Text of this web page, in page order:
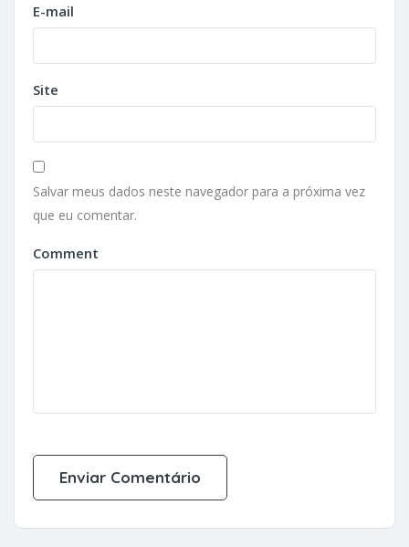
E-mail
Site
Salvar meus dados neste navegador para a próxima vez
que eu comentar.
Comment